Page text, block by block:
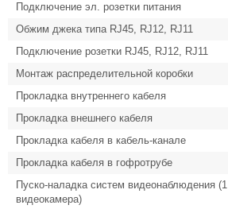
Подключение эл. розетки питания
Обжим джека типа RJ45, RJ12, RJ11
Подключение розетки RJ45, RJ12, RJ11
Монтаж распределительной коробки
Прокладка внутреннего кабеля
Прокладка внешнего кабеля
Прокладка кабеля в кабель-канале
Прокладка кабеля в гофротрубе
Пуско-наладка систем видеонаблюдения (1
видеокамера)